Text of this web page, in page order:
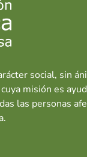
social, sin
misión es
las personas